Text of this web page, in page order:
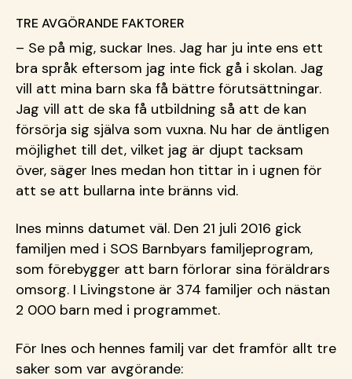
TRE AVGÖRANDE FAKTORER
– Se på mig, suckar Ines. Jag har ju inte ens ett
bra språk eftersom jag inte fick gå i skolan. Jag
vill att mina barn ska få bättre förutsättningar.
Jag vill att de ska få utbildning så att de kan
försörja sig själva som vuxna. Nu har de äntligen
möjlighet till det, vilket jag är djupt tacksam
över, säger Ines medan hon tittar in i ugnen för
att se att bullarna inte bränns vid.
Ines minns datumet väl. Den 21 juli 2016 gick
familjen med i SOS Barnbyars familjeprogram,
som förebygger att barn förlorar sina föräldrars
omsorg. I Livingstone är 374 familjer och nästan
2 000 barn med i programmet.
För Ines och hennes familj var det framför allt tre
saker som var avgörande: